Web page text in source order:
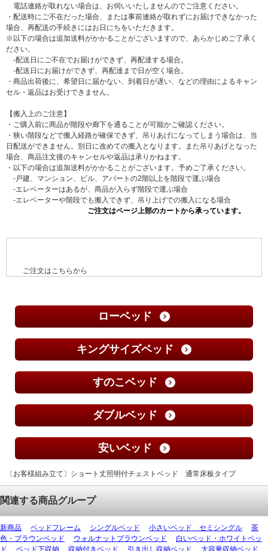
電話連絡が取れない場合は、お伺いいたしませんのでご注意ください。
・配送時にご不在だった場合、または事前連絡が取れずにお届けできなかった
場合、再配送の手続きにはお日にちをいただきます。
※以下の場合は追加送料がかかることがございますので、あらかじめご了承く
ださい。
-配送日にご不在でお届けができず、再配達する場合。
-配送日にお届けができず、再配達まで日が空く場合。
・商品出荷後に、希望日に届かない、到着日が遅い、などの理由によるキャン
セル・返品はお受けできません。
【搬入上のご注意】
・ご購入前に商品が階段や廊下を通ることが可能かご確認ください。
・狭い階段などで搬入経路が確保できず、吊りあげになってしまう場合は、当
日配送ができません。別日に改めての搬入となります。また吊りあげとなった
場合、商品注文後のキャンセルや返品は承りかねます。
・以下の場合は追加送料がかかることがございます。予めご了承ください。
-戸建、マンション、ビル、アパートの2階以上を階段で運ぶ場合
-エレベーターはあるが、商品が入らず階段で運ぶ場合
-エレベーターや階段でも搬入できず、吊り上げでの搬入になる場合
ご注文はこちらから
ローベッド
キングサイズベッド
すのこベッド
ダブルベッド
安いベッド
〔お客様組み立て〕ショート丈照明付チェストベッド 通常床板タイプ
関連する商品グループ
新商品 ベッドフレーム シングルベッド 小さいベッド セミシングル
茶
色・ブラウンベッド
ウォルナットブラウンベッド
白いベッド・ホワイトベッ
ド
ベッド下収納 収納付きベッド 引き出し収納ベッド 大容量収納ベッド